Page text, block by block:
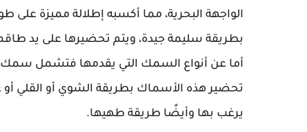
الواجهة البحرية، مما أكسبه إطلالة مميزة
بطريقة سليمة جيدة، ويتم تحضيرها على يد
أما عن أنواع السمك التي يقدمها فتشمل سمك
تحضير هذه الأسماك بطريقة الشوي أو القلي أو
يرغب بها وأيضًا طريقة طهيها.